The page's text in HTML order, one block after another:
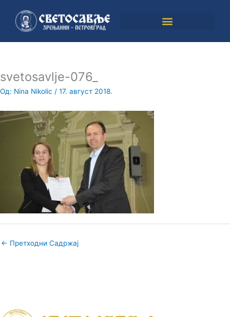
садржај
svetosavlje-076_
Од: Nina Nikolic / 17. август 2018.
← Претходни Садржај